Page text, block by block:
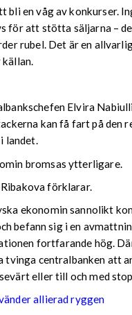
bli en våg av konkurser.
för att stötta säljarna –
rubel. Det är en
källan.
Elvira
kan få fart på den
landet.
bromsas ytterligare.
förklarar.
ekonomin sannolikt
befann sig i en
fortfarande hög.
tvinga centralbanken att
eller till och med
allierad ryggen